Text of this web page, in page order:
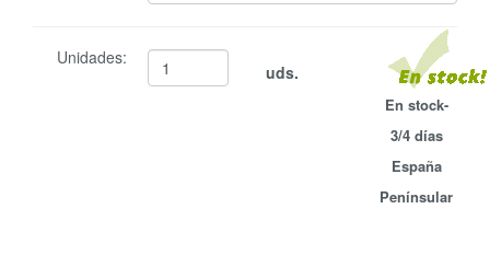
Unidades:
uds.
En stock-
3/4 días
España
Penínsular